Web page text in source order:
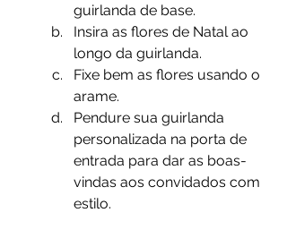
guirlanda de base.
Insira as flores de Natal ao
longo da guirlanda.
Fixe bem as flores usando o
arame.
Pendure sua guirlanda
personalizada na porta de
entrada para dar as boas-
vindas aos convidados com
estilo.